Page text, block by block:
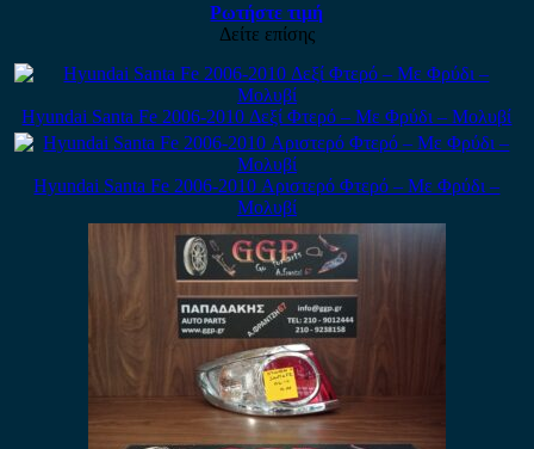
Ρωτήστε τιμή
Δείτε επίσης
Hyundai Santa Fe 2006-2010 Δεξί Φτερό – Με Φρύδι – Μολυβί
Hyundai Santa Fe 2006-2010 Αριστερό Φτερό – Με Φρύδι –
Μολυβί